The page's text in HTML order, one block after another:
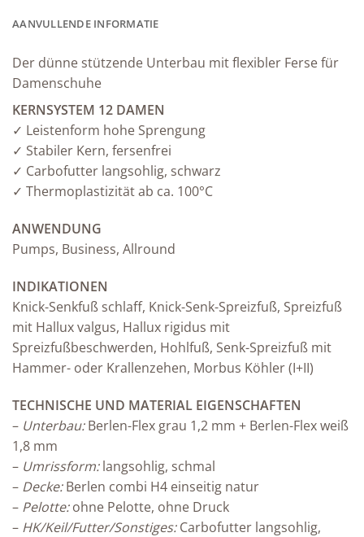
AANVULLENDE INFORMATIE
Der dünne stützende Unterbau mit flexibler Ferse für
Damenschuhe
KERNSYSTEM 12 DAMEN
✓ Leistenform hohe Sprengung
✓ Stabiler Kern, fersenfrei
✓ Carbofutter langsohlig, schwarz
✓ Thermoplastizität ab ca. 100°C
ANWENDUNG
Pumps, Business, Allround
INDIKATIONEN
Knick-Senkfuß schlaff, Knick-Senk-Spreizfuß, Spreizfuß
mit Hallux valgus, Hallux rigidus mit
Spreizfußbeschwerden, Hohlfuß, Senk-Spreizfuß mit
Hammer- oder Krallenzehen, Morbus Köhler (I+II)
TECHNISCHE UND MATERIAL EIGENSCHAFTEN
– Unterbau:Berlen-Flex grau 1,2 mm + Berlen-Flex weiß
1,8 mm
– Umrissform:langsohlig, schmal
– Decke:Berlen combi H4 einseitig natur
– Pelotte:ohne Pelotte, ohne Druck
– HK/Keil/Futter/Sonstiges:Carbofutter langsohlig,